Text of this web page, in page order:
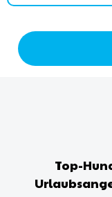
Top-